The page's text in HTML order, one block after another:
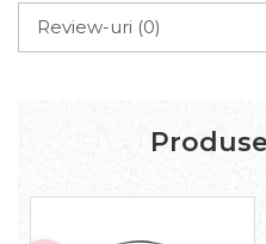
Review-uri (0)